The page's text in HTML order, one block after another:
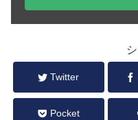
Twitter
Pocket